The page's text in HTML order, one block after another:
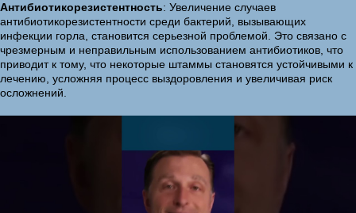
Антибиотикорезистентность: Увеличение случаев
антибиотикорезистентности среди бактерий, вызывающих
инфекции горла, становится серьезной проблемой. Это связано с
чрезмерным и неправильным использованием антибиотиков, что
приводит к тому, что некоторые штаммы становятся устойчивыми к
лечению, усложняя процесс выздоровления и увеличивая риск
осложнений.